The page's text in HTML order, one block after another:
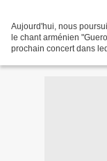
Aujourd'hui, nous
le chant arménien
prochain concert dans